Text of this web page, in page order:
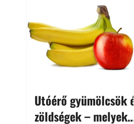
kertészkedés sokak számára
kikapcsolódást és feltöltődést
is jelent.
Utóérő gyümölcsök és
zöldségek – melyek